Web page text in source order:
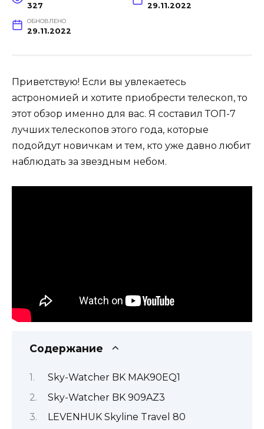
327 29.11.2022
ОБНОВЛЕНО
29.11.2022
Приветствую! Если вы увлекаетесь
астрономией и хотите приобрести телескоп, то
этот обзор именно для вас. Я составил ТОП-7
лучших телескопов этого года, которые
подойдут новичкам и тем, кто уже давно любит
наблюдать за звездным небом.
Содержание
Sky-Watcher BK MAK90EQ1
Sky-Watcher BK 909AZ3
LEVENHUK Skyline Travel 80